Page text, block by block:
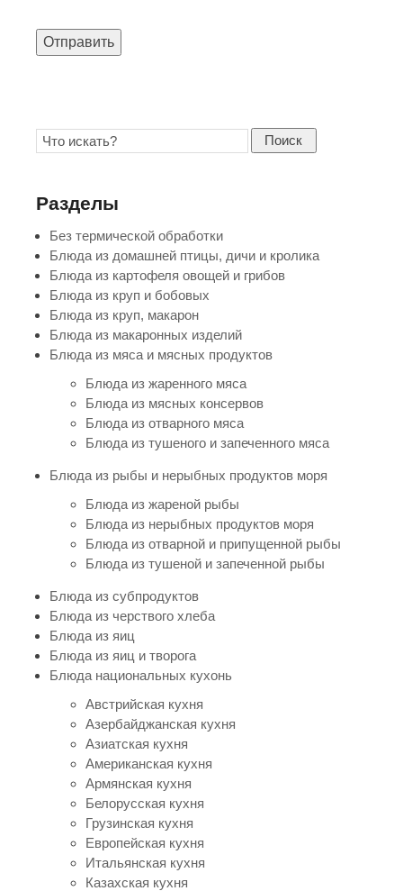
Отправить
Поиск
Разделы
Без термической обработки
Блюда из домашней птицы, дичи и кролика
Блюда из картофеля овощей и грибов
Блюда из круп и бобовых
Блюда из круп, макарон
Блюда из макаронных изделий
Блюда из мяса и мясных продуктов
Блюда из жаренного мяса
Блюда из мясных консервов
Блюда из отварного мяса
Блюда из тушеного и запеченного мяса
Блюда из рыбы и нерыбных продуктов моря
Блюда из жареной рыбы
Блюда из нерыбных продуктов моря
Блюда из отварной и припущенной рыбы
Блюда из тушеной и запеченной рыбы
Блюда из субпродуктов
Блюда из черствого хлеба
Блюда из яиц
Блюда из яиц и творога
Блюда национальных кухонь
Австрийская кухня
Азербайджанская кухня
Азиатская кухня
Американская кухня
Армянская кухня
Белорусская кухня
Грузинская кухня
Европейская кухня
Итальянская кухня
Казахская кухня